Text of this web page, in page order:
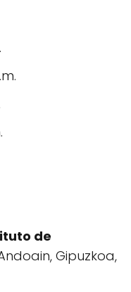
de
Gipuzkoa,